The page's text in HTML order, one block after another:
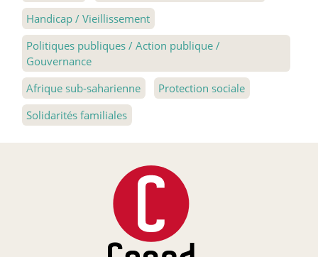
Handicap / Vieillissement
Politiques publiques / Action publique /
Gouvernance
Afrique sub-saharienne
Protection sociale
Solidarités familiales